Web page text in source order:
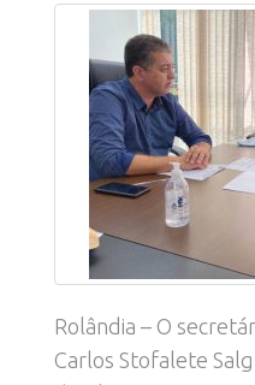
Rolândia – O
Carlos Stofalete